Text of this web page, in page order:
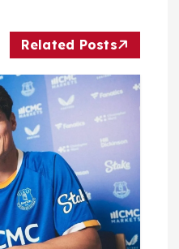
م
ق
Related Posts